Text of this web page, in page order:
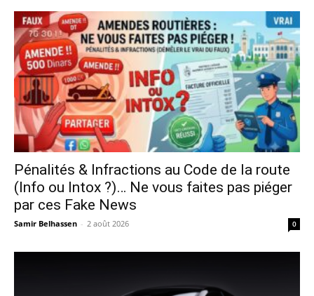
Pénalités & Infractions au Code de la route
(Info ou Intox ?)… Ne vous faites pas piéger
par ces Fake News
Samir Belhassen - 2 août 2026 0